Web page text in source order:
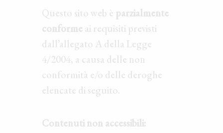
Questo sito web è parzialmente
conforme ai requisiti previsti
dall’allegato A della Legge
4/2004, a causa delle non
conformità e/o delle deroghe
elencate di seguito.
Contenuti non accessibili: